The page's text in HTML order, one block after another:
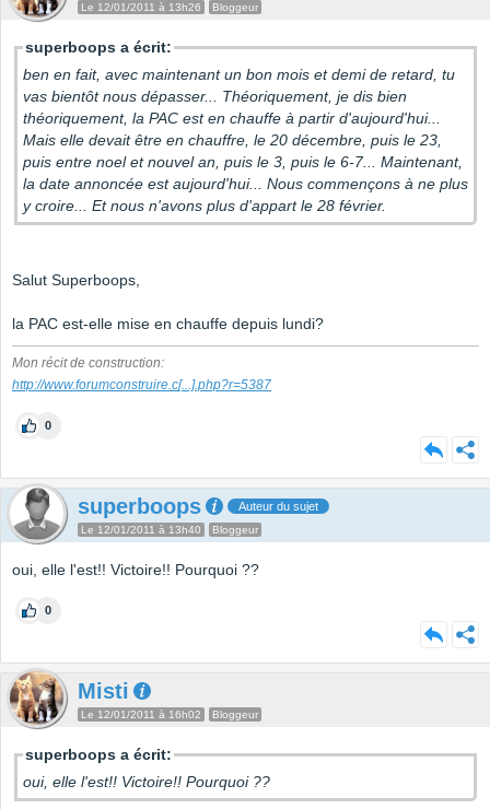
Le 12/01/2011 à 13h26 Bloggeur
superboops a écrit:
ben en fait, avec maintenant un bon mois et demi de retard, tu
vas bientôt nous dépasser... Théoriquement, je dis bien
théoriquement, la PAC est en chauffe à partir d'aujourd'hui...
Mais elle devait être en chauffre, le 20 décembre, puis le 23,
puis entre noel et nouvel an, puis le 3, puis le 6-7... Maintenant,
la date annoncée est aujourd'hui... Nous commençons à ne plus
y croire... Et nous n'avons plus d'appart le 28 février.
Salut Superboops,
la PAC est-elle mise en chauffe depuis lundi?
Mon récit de construction:
http://www.forumconstruire.c[...].php?r=5387
0
superboops Auteur du sujet
Le 12/01/2011 à 13h40 Bloggeur
oui, elle l'est!! Victoire!! Pourquoi ??
0
Misti
Le 12/01/2011 à 16h02 Bloggeur
superboops a écrit:
oui, elle l'est!! Victoire!! Pourquoi ??